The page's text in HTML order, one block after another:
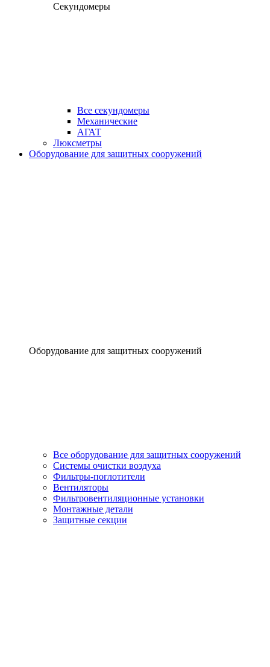
Секундомеры
Все секундомеры
Механические
АГАТ
Люксметры
Оборудование для защитных сооружений
Оборудование для защитных сооружений
Все оборудование для защитных сооружений
Системы очистки воздуха
Фильтры-поглотители
Вентиляторы
Фильтровентиляционные установки
Монтажные детали
Защитные секции